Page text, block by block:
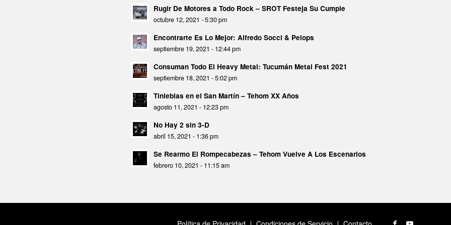
Rugir De Motores a Todo Rock – SROT Festeja Su Cumple
octubre 12, 2021 - 5:30 pm
Encontrarte Es Lo Mejor: Alfredo Socci & Pelops
septiembre 19, 2021 - 12:44 pm
Consuman Todo El Heavy Metal: Tucumán Metal Fest 2021
septiembre 18, 2021 - 5:02 pm
Tinieblas en el San Martín – Tehom XX Años
agosto 11, 2021 - 12:23 pm
No Hay 2 sin 3-D
abril 15, 2021 - 1:36 pm
Se Rearmo El Rompecabezas – Tehom Vuelve A Los Escenarios
febrero 10, 2021 - 11:15 am